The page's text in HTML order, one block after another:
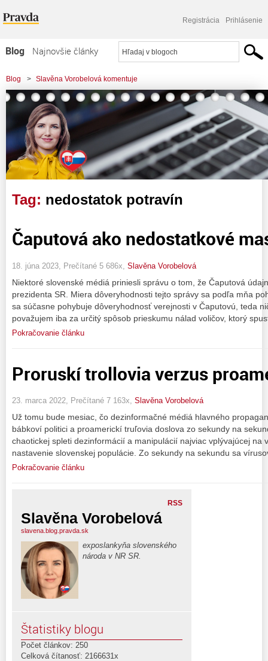
Registrácia Prihlásenie
Blog
Najnovšie články
Najčítanejšie články
Najkomentovanejšie články
Zoznam blogov
Komerčné blogy
Blog > Slavěna Vorobelová komentuje
Tag: nedostatok potravín
Čaputová ako nedostatkové
18. júna 2023, Prečítané 5 686x, Slavěna Vorobelová
Niektoré slovenské médiá priniesli správu o tom, že Čaputová
prezidenta SR. Miera dôveryhodnosti tejto správy sa podľa mňa
sa súčasne pohybuje dôveryhodnosť verejnosti v Čaputovú, teda
považujem iba za určitý spôsob prieskumu nálad voličov, ktorý
Pokračovanie článku
Proruskí trollovia verzus
23. marca 2022, Prečítané 7 163x, Slavěna Vorobelová
Už tomu bude mesiac, čo dezinformačné médiá hlavného
bábkoví politici a proamerickí truľovia doslova zo sekundy na
chaotickej spleti dezinformácií a manipulácií najviac vplývajúcej na
nastavenie slovenskej populácie. Zo sekundy na sekundu sa
Pokračovanie článku
RSS
Slavěna Vorobelová
slavena.blog.pravda.sk
exposlankyňa slovenského
národa v NR SR.
Štatistiky blogu
Počet článkov: 250
Celková čítanosť: 2166631x